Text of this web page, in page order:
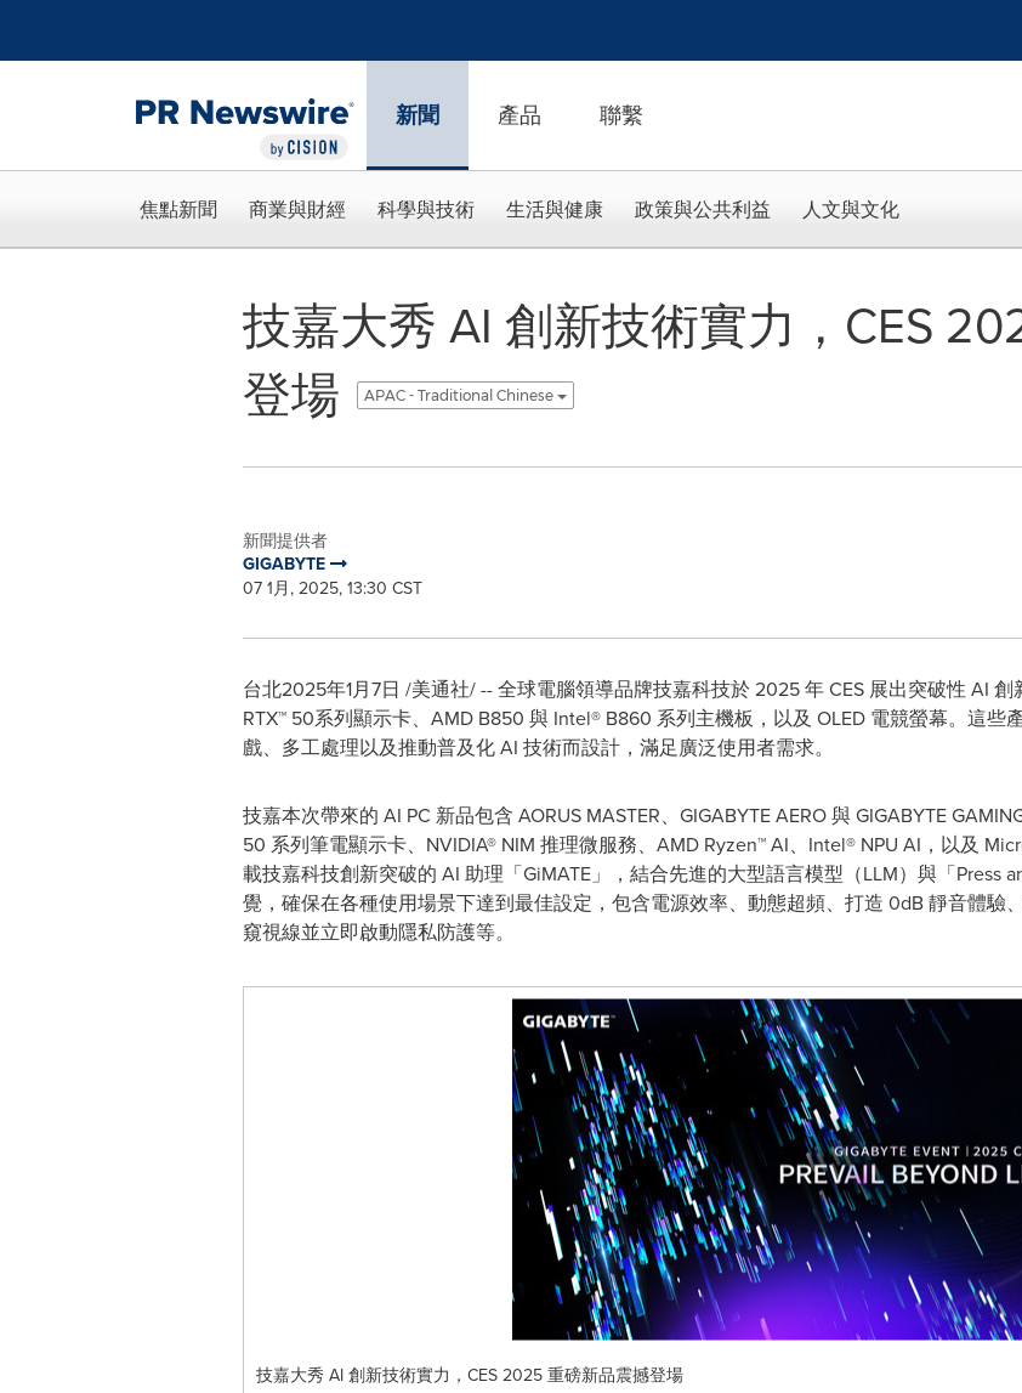
新聞 產品 聯繫
焦點新聞 商業與財經 科學與技術 生活與健康 政策與公共利益 人文與文化
技嘉大秀 AI 創新技術實力，CES
登場
APAC - Traditional Chinese
新聞提供者
GIGABYTE
07 1月, 2025, 13:30 CST
台北2025年1月7日 /美通社/ -- 全球電腦領導品牌技嘉科技於 2025 年 CES 展出突破性 AI 創
RTX™ 50系列顯示卡、AMD B850 與 Intel® B860 系列主機板，以及 OLED 電競螢幕。這
戲、多工處理以及推動普及化 AI 技術而設計，滿足廣泛使用者需求。
技嘉本次帶來的 AI PC 新品包含 AORUS MASTER、GIGABYTE AERO 與 GIGABYTE
50 系列筆電顯示卡、NVIDIA® NIM 推理微服務、AMD Ryzen™ AI、Intel® NPU AI，以及
載技嘉科技創新突破的 AI 助理「GiMATE」，結合先進的大型語言模型（LLM）與「Press
覺，確保在各種使用場景下達到最佳設定，包含電源效率、動態超頻、打造 0dB 靜音體驗
窺視線並立即啟動隱私防護等。
技嘉大秀 AI 創新技術實力，CES 2025 重磅新品震撼登場